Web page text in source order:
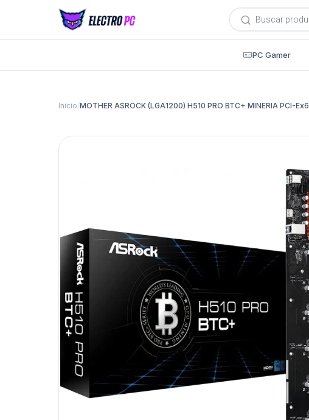
Búsqueda
de
productos
PC Gamer
Inicio/MOTHER ASROCK (LGA1200) H510 PRO BTC+ MINERIA PCI-Ex6